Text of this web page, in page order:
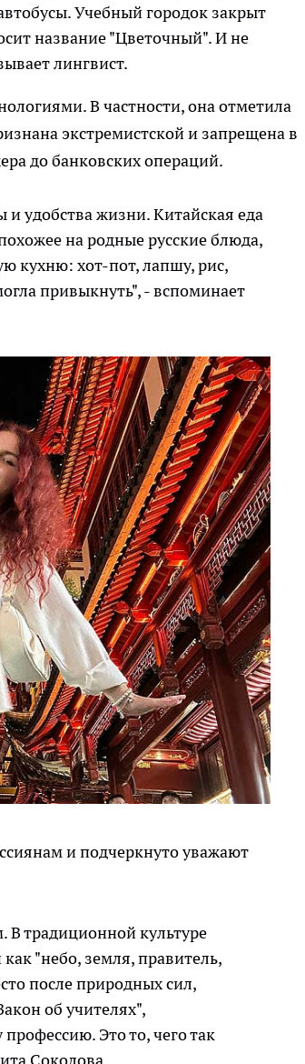
Учебный городок закрыт
название "Цветочный". И не
лингвист.
В частности, она отметила
экстремистской и запрещена в
до банковских операций.
удобства жизни. Китайская еда
на родные русские блюда,
кухню: хот-пот, лапшу, рис,
привыкнуть", - вспоминает
и подчеркнуто уважают
В традиционной культуре
"небо, земля, правитель,
после природных сил,
об учителях",
Это то, чего так
Соколова.